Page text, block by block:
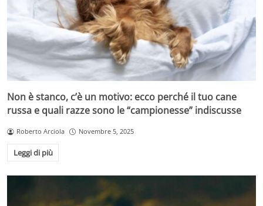
Non è stanco, c’è un motivo: ecco perché il tuo cane
russa e quali razze sono le “campionesse” indiscusse
Roberto Arciola Novembre 5, 2025
Leggi di più